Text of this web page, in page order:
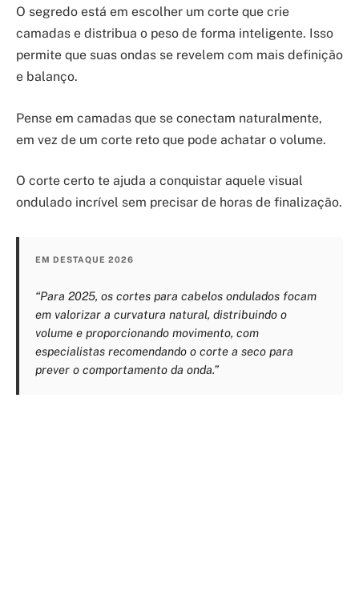
O segredo está em escolher um corte que crie
camadas e distribua o peso de forma inteligente. Isso
permite que suas ondas se revelem com mais definição
e balanço.
Pense em camadas que se conectam naturalmente,
em vez de um corte reto que pode achatar o volume.
O corte certo te ajuda a conquistar aquele visual
ondulado incrível sem precisar de horas de finalização.
EM DESTAQUE 2026
“Para 2025, os cortes para cabelos ondulados focam
em valorizar a curvatura natural, distribuindo o
volume e proporcionando movimento, com
especialistas recomendando o corte a seco para
prever o comportamento da onda.”